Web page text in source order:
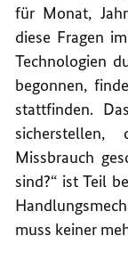
für Monat,
diese Fragen
Technologien
begonnen,
stattfinden.
Missbrauch
sind?“ ist Teil
muss keiner